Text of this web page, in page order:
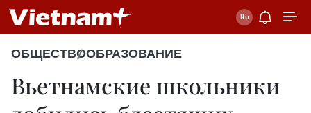
ОБЩЕСТВООБРАЗОВАНИЕ
Вьетнамские школьники